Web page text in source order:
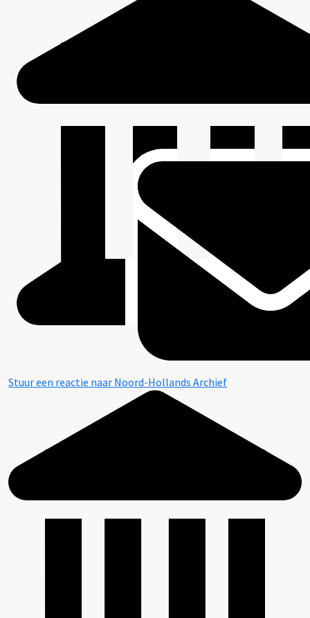
Stuur een reactie naar Noord-Hollands Archief